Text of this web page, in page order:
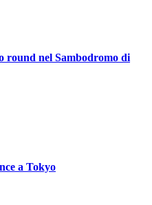
round nel Sambodromo di
a Tokyo